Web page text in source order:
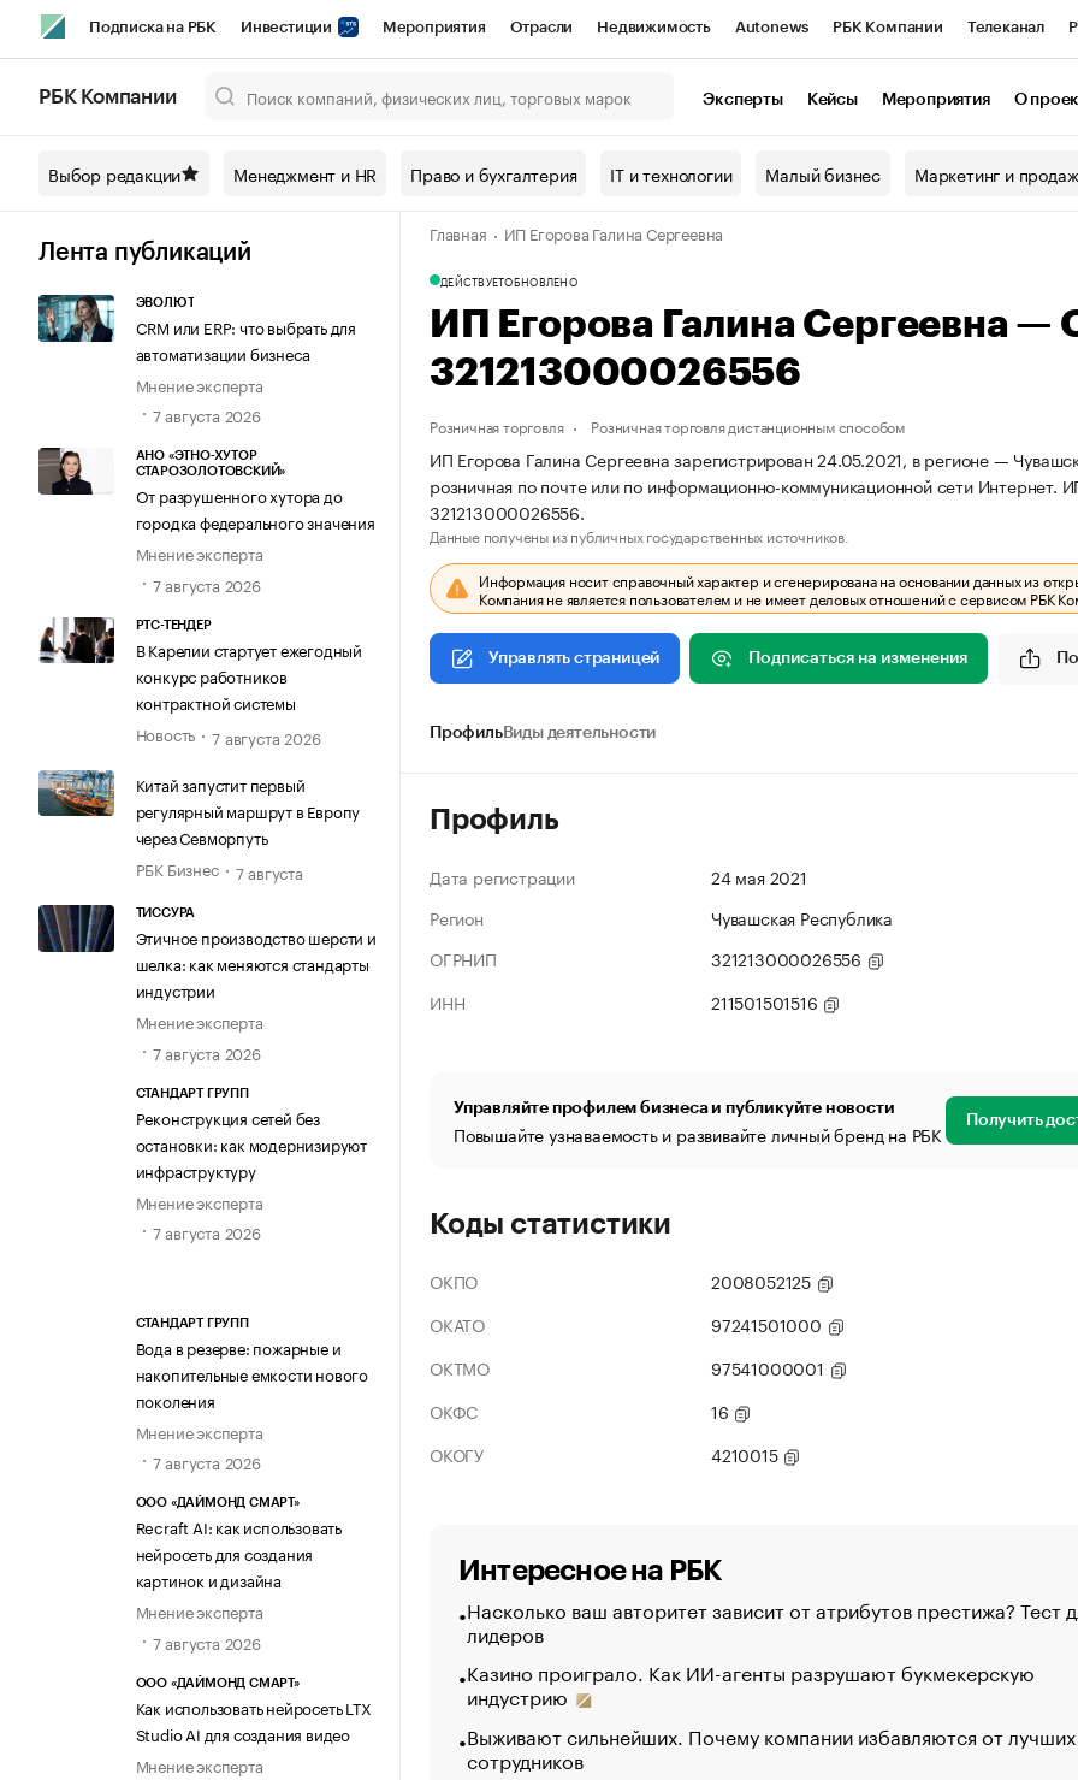
Подписка на РБК Инвестиции Мероприятия Отрасли Недвижимость Autonews РБК Компании Телеканал
Спецпроекты СПб Конференции СПб Спецпроекты Проверка контрагентов
Технологии и медиа Рынок наличной валюты
РБК Компании Эксперты Кейсы Мероприятия О
Выбор редакции Менеджмент и HR Право и бухгалтерия IT и технологии Малый бизнес Маркетинг и
Лента публикаций
ЭВОЛЮТ
CRM или ERP: что выбрать для
автоматизации бизнеса
Мнение эксперта
7 августа 2026
АНО «ЭТНО-ХУТОР
СТАРОЗОЛОТОВСКИЙ»
От разрушенного хутора до
городка федерального значения
Мнение эксперта
7 августа 2026
РТС-ТЕНДЕР
В Карелии стартует ежегодный
конкурс работников
контрактной системы
Новость
7 августа 2026
Китай запустит первый
регулярный маршрут в Европу
через Севморпуть
РБК Бизнес
7 августа
ТИССУРА
Этичное производство шерсти и
шелка: как меняются стандарты
индустрии
Мнение эксперта
7 августа 2026
СТАНДАРТ ГРУПП
Реконструкция сетей без
остановки: как модернизируют
инфраструктуру
Мнение эксперта
7 августа 2026
СТАНДАРТ ГРУПП
Вода в резерве: пожарные и
накопительные емкости нового
поколения
Мнение эксперта
7 августа 2026
ООО «ДАЙМОНД СМАРТ»
Recraft AI: как использовать
нейросеть для создания
картинок и дизайна
Мнение эксперта
7 августа 2026
ООО «ДАЙМОНД СМАРТ»
Как использовать нейросеть LTX
Studio AI для создания видео
Мнение эксперта
Главная ИП Егорова Галина Сергеевна
ДЕЙСТВУЕТОБНОВЛЕНО
ИП Егорова Галина Сергеевна
321213000026556
Розничная торговля Розничная торговля дистанционным способом
ИП Егорова Галина Сергеевна зарегистрирован 24.05.2021, в регионе —
розничная по почте или по информационно-коммуникационной сети
321213000026556.
Данные получены из публичных государственных источников.
Информация носит справочный характер и сгенерирована на основании данных из
Компания не является пользователем и не имеет деловых отношений с сервисом РБК
Управлять страницей Подписаться на изменения
ПрофильВиды деятельности
Профиль
Дата регистрации
24 мая 2021
Регион
Чувашская Республика
ОГРНИП
321213000026556
ИНН
211501501516
Управляйте профилем бизнеса и публикуйте новости
Повышайте узнаваемость и развивайте личный бренд на РБК Получить
Коды статистики
ОКПО
2008052125
ОКАТО
97241501000
ОКТМО
97541000001
ОКФС
16
ОКОГУ
4210015
Интересное на РБК
Насколько ваш авторитет зависит от атрибутов престижа? Тест
лидеров
Казино проиграло. Как ИИ-агенты разрушают букмекерскую
индустрию
Выживают сильнейших. Почему компании избавляются от лучших
сотрудников